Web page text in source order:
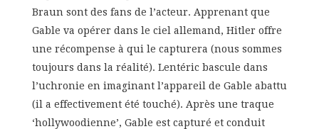
Braun sont des fans de l’acteur. Apprenant que
Gable va opérer dans le ciel allemand, Hitler offre
une récompense à qui le capturera (nous sommes
toujours dans la réalité). Lentéric bascule dans
l’uchronie en imaginant l’appareil de Gable abattu
(il a effectivement été touché). Après une traque
‘hollywoodienne’, Gable est capturé et conduit